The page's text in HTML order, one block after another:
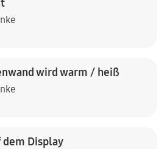
wird warm / heiß
Display